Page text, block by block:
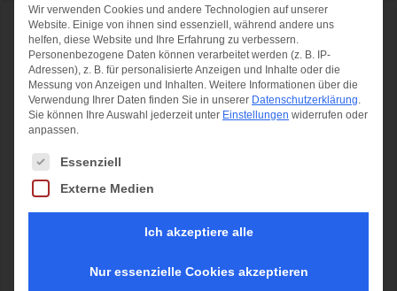
Münchner Sommernachtstraum: Aufbau des
Feuerwerks „Dynamic Colours“ im
Olympiapark
Wir verwenden Cookies und andere Technologien auf unserer
Website. Einige von ihnen sind essenziell, während andere uns
helfen, diese Website und Ihre Erfahrung zu verbessern.
Personenbezogene Daten können verarbeitet werden (z. B. IP-
Adressen), z. B. für personalisierte Anzeigen und Inhalte oder die
Messung von Anzeigen und Inhalten. Weitere Informationen über die
Verwendung Ihrer Daten finden Sie in unserer Datenschutzerklärung.
Sie können Ihre Auswahl jederzeit unter Einstellungen widerrufen oder
anpassen.
Es folgt eine Liste der Service-Gruppen, für die eine Einwilligung
Essenziell
Externe Medien
Ich akzeptiere alle
Nur essenzielle Cookies akzeptieren